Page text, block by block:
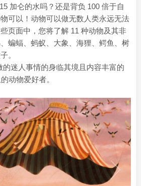
加仑的水吗？还是背负 100 倍于自
可以！动物可以做无数人类永远无法
页面中，您将了解 11 种动物及其非
蝙蝠、蚂蚁、大象、海狸、鳄鱼、树
。
的迷人事情的身临其境且内容丰富的
动物爱好者。